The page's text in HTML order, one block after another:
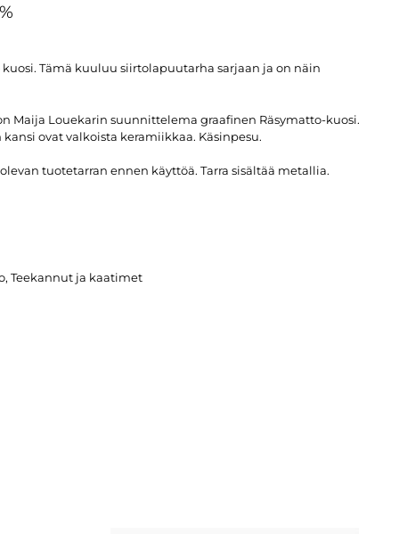
Tämä kuuluu siirtolapuutarha sarjaan ja on näin
Maija Louekarin suunnittelema graafinen Räsymatto-kuosi.
ovat valkoista keramiikkaa. Käsinpesu.
tuotetarran ennen käyttöä. Tarra sisältää metallia.
,Teekannut ja kaatimet